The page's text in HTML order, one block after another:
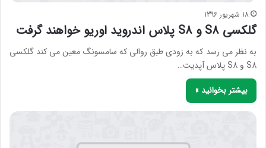
18 شهریور 1396
گلکسی S8 و S8 پلاس اندروید اوریو خواهند گرفت
به نظر می رسد که به زودی طبق روالی که سامسونگ معین می کند گلکسی
S8 و S8 پلاس آپدیت…
بیشتر بخوانید »